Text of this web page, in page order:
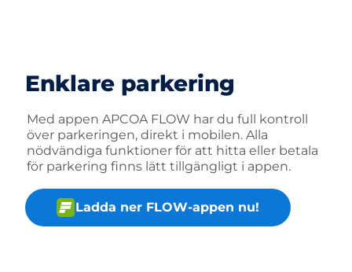
Enklare parkering
Med appen APCOA FLOW har du full kontroll
över parkeringen, direkt i mobilen. Alla
nödvändiga funktioner för att hitta eller betala
för parkering finns lätt tillgängligt i appen.
Ladda ner FLOW-appen nu!